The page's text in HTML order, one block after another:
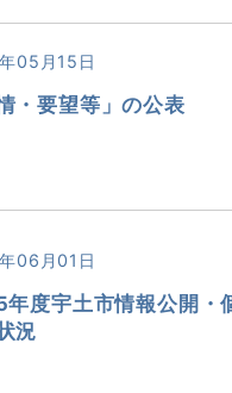
05月15日
・要望等」の公表
06月01日
年度宇土市情報公開・
況